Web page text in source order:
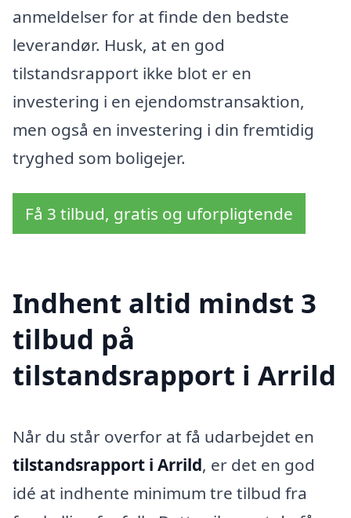
anmeldelser for at finde den bedste
leverandør. Husk, at en god
tilstandsrapport ikke blot er en
investering i en ejendomstransaktion,
men også en investering i din fremtidig
tryghed som boligejer.
Få 3 tilbud, gratis og uforpligtende
Indhent altid mindst 3
tilbud på
tilstandsrapport i Arrild
Når du står overfor at få udarbejdet en
tilstandsrapport i Arrild, er det en god
idé at indhente minimum tre tilbud fra